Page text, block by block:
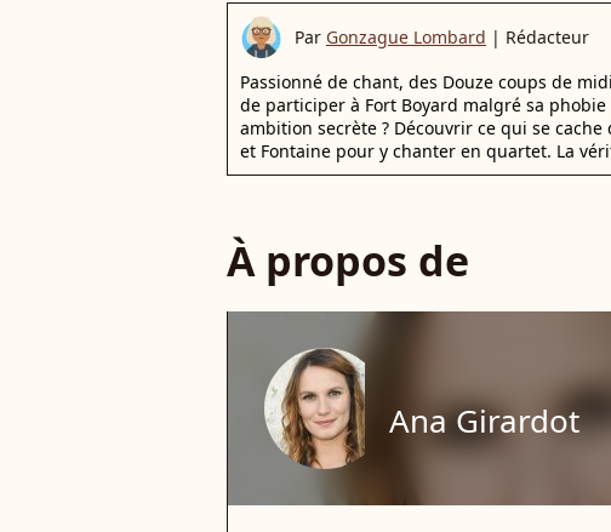
Par Gonzague Lombard | Rédacteur
Passionné de chant, des Douze coups de
de participer à Fort Boyard malgré sa
ambition secrète ? Découvrir ce qui se
et Fontaine pour y chanter en quartet. La
À propos de
Ana Girardot